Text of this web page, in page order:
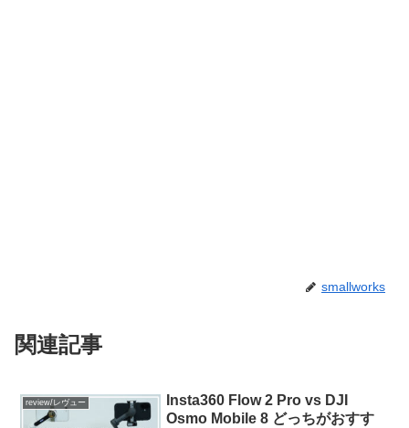
smallworks
関連記事
review/レヴュー
Insta360 Flow 2 Pro vs DJI
Osmo Mobile 8 どっちがおすす